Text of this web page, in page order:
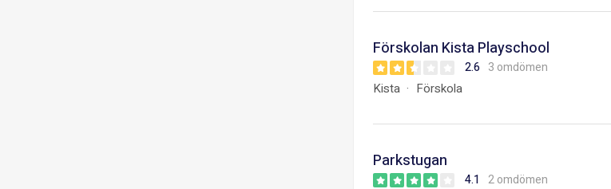
Förskolan Kista Playschool
2.6 3 omdömen
Kista Förskola
Parkstugan
4.1 2 omdömen